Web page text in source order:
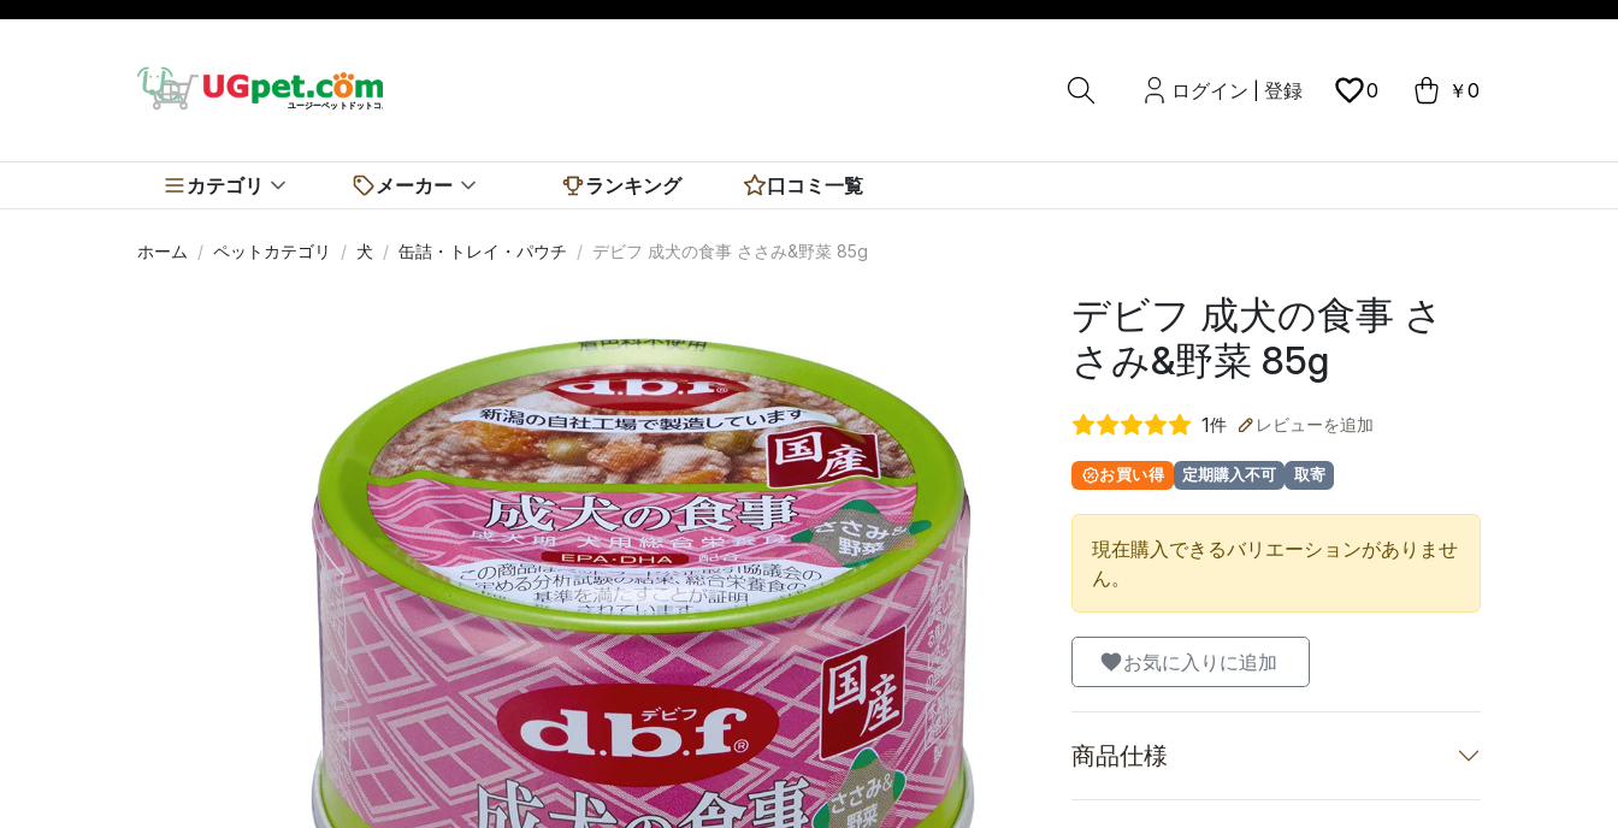
ログイン 登録 0 ￥0
カテゴリ メーカー ランキング 口コミ一覧
ホーム ペットカテゴリ 犬 缶詰・トレイ・パウチ デビフ 成犬の食事 ささみ&野菜 85g
デビフ 成犬の食事 さ
さみ&野菜 85g
1件 レビューを追加
お買い得 定期購入不可 取寄
現在購入できるバリエーションがありませ
ん。
お気に入りに追加
商品仕様